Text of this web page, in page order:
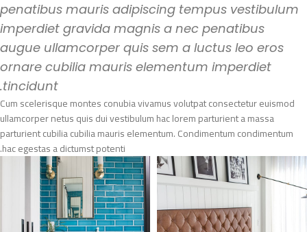
penatibus mauris adipiscing tempus vestibulum
imperdiet gravida magnis a nec penatibus
augue ullamcorper quis sem a luctus leo eros
ornare cubilia mauris elementum imperdiet
tincidunt.
Cum scelerisque montes conubia vivamus volutpat consectetur euismod
ullamcorper netus quis dui vestibulum hac lorem parturient a massa
parturient cubilia cubilia mauris elementum. Condimentum condimentum
hac egestas a dictumst potenti.